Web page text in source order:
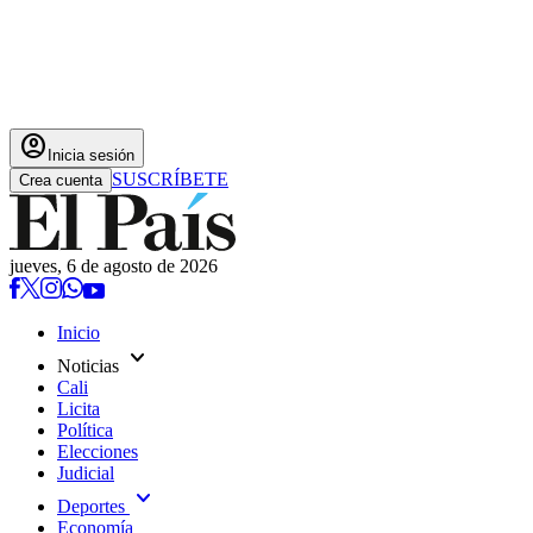
account_circle Inicia sesión
Crea cuenta SUSCRÍBETE
jueves, 6 de agosto de 2026
Inicio
Noticias expand_more
Cali
Licita
Política
Elecciones
Judicial
Deportes expand_more
Economía